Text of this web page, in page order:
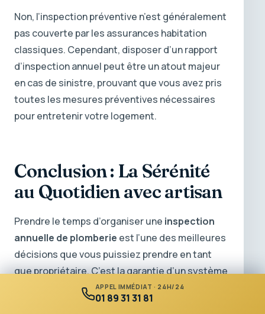
Non, l’inspection préventive n’est généralement
pas couverte par les assurances habitation
classiques. Cependant, disposer d’un rapport
d’inspection annuel peut être un atout majeur
en cas de sinistre, prouvant que vous avez pris
toutes les mesures préventives nécessaires
pour entretenir votre logement.
Conclusion : La Sérénité
au Quotidien avec artisan
Prendre le temps d’organiser une inspection
annuelle de plomberie est l’une des meilleures
décisions que vous puissiez prendre en tant
que propriétaire. C’est la garantie d’un système
fiable, économe en énergie et sécurisé.
APPEL IMMÉDIAT · 24H/24
01 89 31 31 81